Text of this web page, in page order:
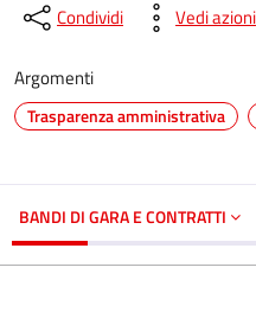
Condividi Vedi azioni
Argomenti
Trasparenza amministrativa
BANDI DI GARA E CONTRATTI